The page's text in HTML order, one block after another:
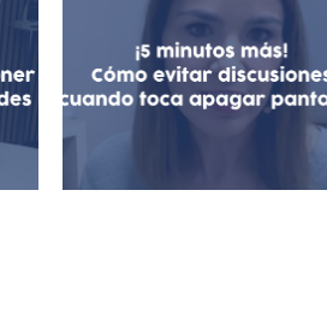
¡5 minutos más! Cómo
evitar discusiones
cuando toca apagar las